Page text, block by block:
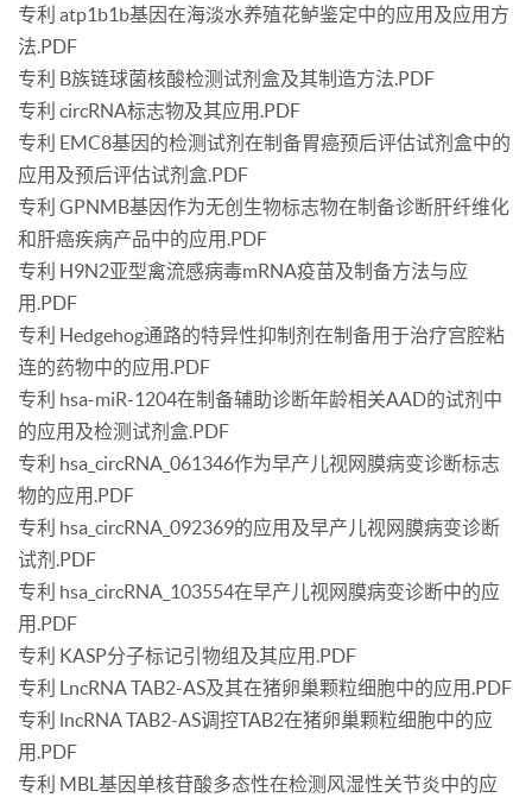
专利 atp1b1b基因在海淡水养殖花鲈鉴定中的应用及应用方
法.PDF
专利 B族链球菌核酸检测试剂盒及其制造方法.PDF
专利 circRNA标志物及其应用.PDF
专利 EMC8基因的检测试剂在制备胃癌预后评估试剂盒中的
应用及预后评估试剂盒.PDF
专利 GPNMB基因作为无创生物标志物在制备诊断肝纤维化
和肝癌疾病产品中的应用.PDF
专利 H9N2亚型禽流感病毒mRNA疫苗及制备方法与应
用.PDF
专利 Hedgehog通路的特异性抑制剂在制备用于治疗宫腔粘
连的药物中的应用.PDF
专利 hsa-miR-1204在制备辅助诊断年龄相关AAD的试剂中
的应用及检测试剂盒.PDF
专利 hsa_circRNA_061346作为早产儿视网膜病变诊断标志
物的应用.PDF
专利 hsa_circRNA_092369的应用及早产儿视网膜病变诊断
试剂.PDF
专利 hsa_circRNA_103554在早产儿视网膜病变诊断中的应
用.PDF
专利 KASP分子标记引物组及其应用.PDF
专利 LncRNA TAB2-AS及其在猪卵巢颗粒细胞中的应用.PDF
专利 lncRNA TAB2-AS调控TAB2在猪卵巢颗粒细胞中的应
用.PDF
专利 MBL基因单核苷酸多态性在检测风湿性关节炎中的应